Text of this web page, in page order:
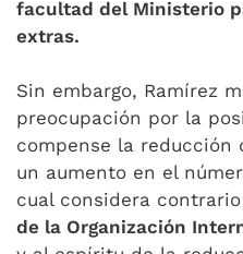
facultad del Ministerio
extras.
Sin embargo, Ramírez
preocupación por la
compense la reducción
un aumento en el
cual considera
de la Organización